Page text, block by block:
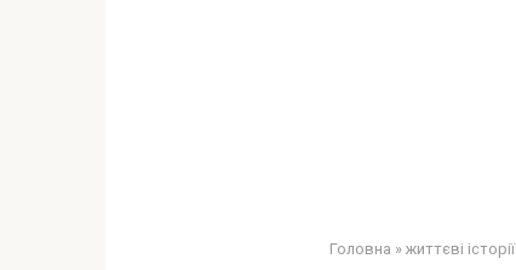
Головна » життєві історії